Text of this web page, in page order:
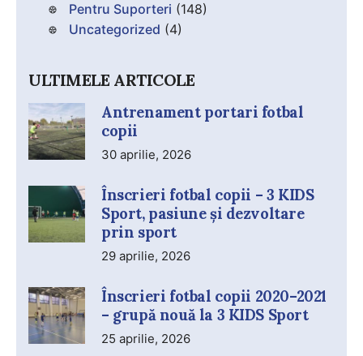
Pentru Suporteri (148)
Uncategorized (4)
ULTIMELE ARTICOLE
Antrenament portari fotbal
copii
30 aprilie, 2026
Înscrieri fotbal copii – 3 KIDS
Sport, pasiune și dezvoltare
prin sport
29 aprilie, 2026
Înscrieri fotbal copii 2020–2021
– grupă nouă la 3 KIDS Sport
25 aprilie, 2026